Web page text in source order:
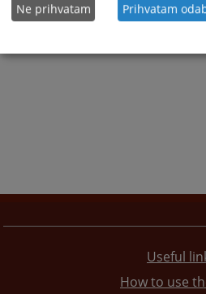
Useful
How to use
Ne prihvatam Prihvatam